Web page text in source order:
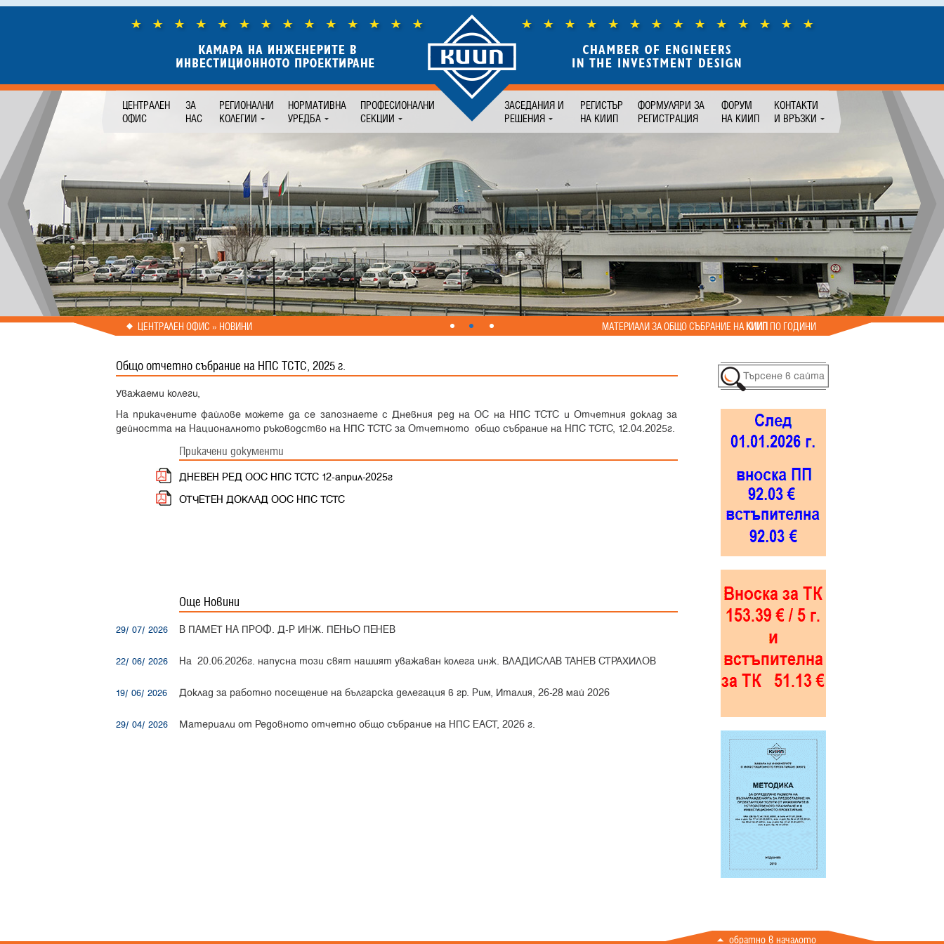
PrevNext
ЦЕНТРАЛЕН
ОФИС
ЗА
НАС
РЕГИОНАЛНИ
КОЛЕГИИ
НОРМАТИВНА
УРЕДБА
ПРОФЕСИОНАЛНИ
СЕКЦИИ
ЗАСЕДАНИЯ И
РЕШЕНИЯ
РЕГИСТЪР
НА КИИП
ФОРМУЛЯРИ ЗА
РЕГИСТРАЦИЯ
ФОРУМ
НА КИИП
КОНТАКТИ
И ВРЪЗКИ
ЦЕНТРАЛЕН ОФИС » НОВИНИ МАТЕРИАЛИ ЗА ОБЩО СЪБРАНИЕ НАКИИППО ГОДИНИ
Общо отчетно събрание на НПС ТСТС, 2025 г.
Уважаеми колеги,
На прикачените файлове можете да се запознаете с Дневния ред на ОС на НПС ТСТС и Отчетния доклад за
дейността на Националното ръководство на НПС ТСТС за Отчетното общо събрание на НПС ТСТС, 12.04.2025г.
Прикачени документи
ДНЕВЕН РЕД ООС НПС ТСТС 12-април-2025г
ОТЧЕТЕН ДОКЛАД ООС НПС ТСТС
Още Новини
29/ 07/ 2026 В ПАМЕТ НА ПРОФ. Д-Р ИНЖ. ПЕНЬО ПЕНЕВ
22/ 06/ 2026 На 20.06.2026г. напусна този свят нашият уважаван колега инж. ВЛАДИСЛАВ ТАНЕВ СТРАХИЛОВ
19/ 06/ 2026 Доклад за работно посещение на българска делегация в гр. Рим, Италия, 26-28 май 2026
29/ 04/ 2026 Материали от Редовното отчетно общо събрание на НПС ЕАСТ, 2026 г.
обратно в началото